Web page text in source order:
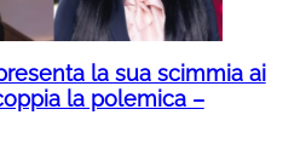
la sua scimmia ai
la polemica –